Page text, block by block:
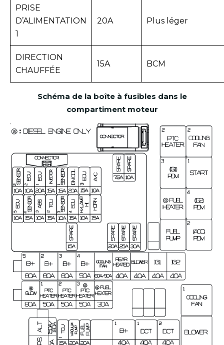
PRISE
D’ALIMENTATION
1
20A Plus léger
DIRECTION
CHAUFFÉE
15A BCM
Schéma de la boîte à fusibles dans le
compartiment moteur